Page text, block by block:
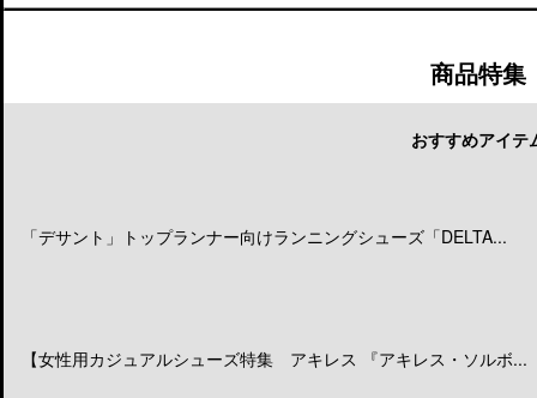
商品特集
おすすめアイテ
「デサント」トップランナー向けランニングシューズ「DELTA...
【女性用カジュアルシューズ特集 アキレス 『アキレス・ソルボ...